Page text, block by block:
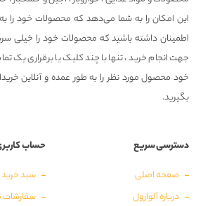
این امکان را به شما می‌دهد که محصولات خود را
اطمینان داشته باشید که محصولات خود را خیلی
جهت انجام خرید ، تنها با چند کلیک یا برقراری یک
خود محصول مورد نظر را به طور عمده و آنلاین
بگیرید.
دسترسی سریع
صفحه اصلی
درباره آلوارول
حساب
سبد خرید